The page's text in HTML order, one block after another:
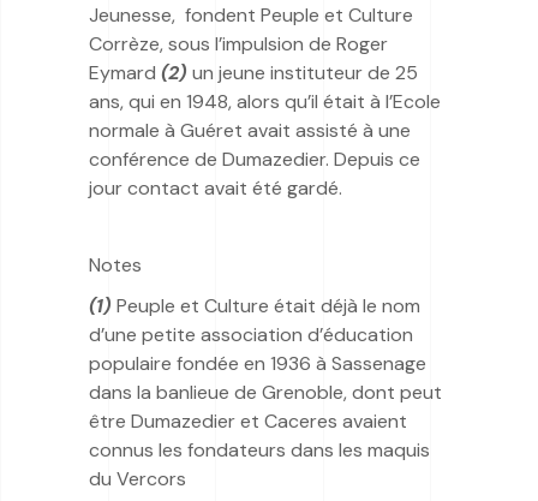
Jeunesse, fondent Peuple et Culture
Corrèze, sous l’impulsion de Roger
Eymard (2) un jeune instituteur de 25
ans, qui en 1948, alors qu’il était à l’Ecole
normale à Guéret avait assisté à une
conférence de Dumazedier. Depuis ce
jour contact avait été gardé.
Notes
(1) Peuple et Culture était déjà le nom
d’une petite association d’éducation
populaire fondée en 1936 à Sassenage
dans la banlieue de Grenoble, dont peut
être Dumazedier et Caceres avaient
connus les fondateurs dans les maquis
du Vercors